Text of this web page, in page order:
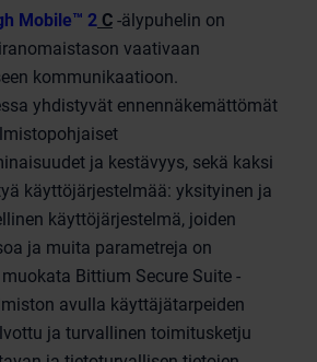
Mobile™ 2 C -älypuhelin on
vaativaan
kommunikaatioon.
yhdistyvät ennennäkemättömät
ja kestävyys, sekä kaksi
käyttöjärjestelmää: yksityinen ja
käyttöjärjestelmä, joiden
ja muita parametreja on
Bittium Secure Suite -
avulla käyttäjätarpeiden
ja turvallinen toimitusketju